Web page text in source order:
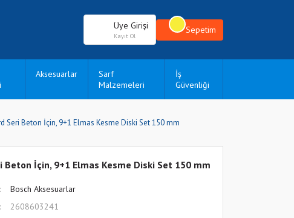
Üye Girişi
Kayıt Ol
Sepetim
Aksesuarlar
Sarf
Malzemeleri
İş
Güvenliği
Seri Beton İçin, 9+1 Elmas Kesme Diski Set 150 mm
Beton İçin, 9+1 Elmas Kesme Diski Set 150 mm
Bosch Aksesuarlar
2608603241